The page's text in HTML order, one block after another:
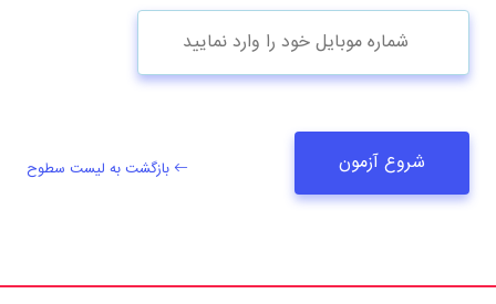
شروع آزمون بازگشت به لیست سطوح